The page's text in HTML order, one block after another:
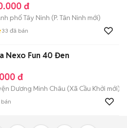
đ
phố Tây Ninh (P. Tân Ninh mới)
33 đã bán
Nexo Fun 40 Đen
đ
Dương Minh Châu (Xã Cầu Khởi mới)